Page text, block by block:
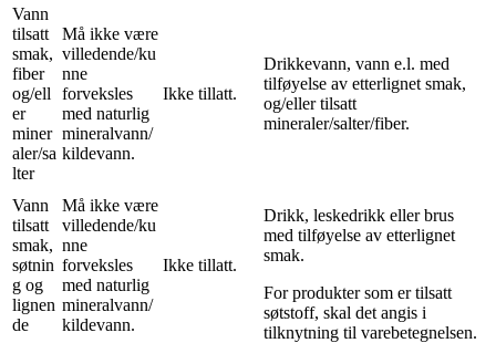
Vann
tilsatt
smak,
fiber
og/ell
er
miner
aler/sa
lter
Må ikke være
villedende/ku
nne
forveksles
med naturlig
mineralvann/
kildevann.
Ikke tillatt.
Drikkevann, vann e.l. med
tilføyelse av etterlignet smak,
og/eller tilsatt
mineraler/salter/fiber.
Vann
tilsatt
smak,
søtnin
g og
lignen
de
Må ikke være
villedende/ku
nne
forveksles
med naturlig
mineralvann/
kildevann.
Ikke tillatt.
Drikk, leskedrikk eller brus
med tilføyelse av etterlignet
smak.
For produkter som er tilsatt
søtstoff, skal det angis i
tilknytning til varebetegnelsen.